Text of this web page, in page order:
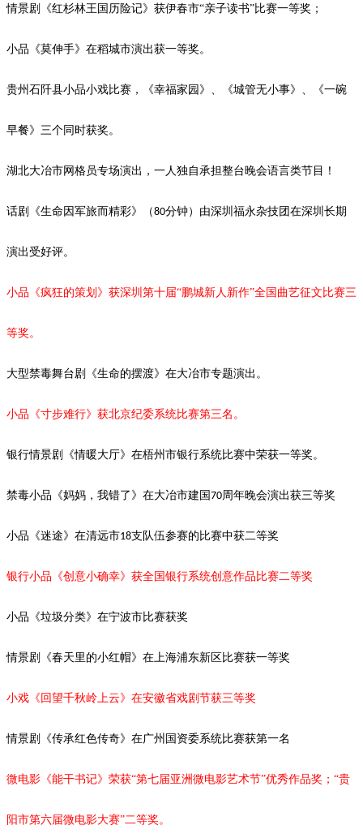
情景剧《红杉林王国历险记》获伊春市“亲子读书”比赛一等奖；
小品 《莫伸手》在稻城市演出获一等奖。
贵州石阡县小品小戏比赛，《幸福家园》、《城管无小事》、《一碗
早餐》三个同时获奖。
湖北大冶市网格员专场演出，一人独自承担整台晚会语言类节目！
话剧《生命因军旅而精彩》（80分钟）由深圳福永杂技团在深圳长期
演出受好评。
小品《疯狂的策划》获深圳第十届“鹏城新人新作”全国曲艺征文比赛三
等奖。
大型禁毒舞台剧《生命的摆渡》 在大冶市专题演出。
小品《寸步难行》获北京纪委系统比赛第三名。
银行情景剧《情暖大厅》在梧州市银行系统比赛中荣获一等奖。
禁毒小品《妈妈，我错了》在大冶市建国70周年晚会演出获三等奖
小品《迷途》在清远市18支队伍参赛的比赛中获二等奖
银行小品《创意小确幸》获全国银行系统创意作品比赛二等奖
小品《垃圾分类》在宁波市比赛获奖
情景剧 《春天里的小红帽》在上海浦东新区比赛获一等奖
小戏《回望千秋岭上云》在安徽省戏剧节获三等奖
情景剧《传承红色传奇》在广州国资委系统比赛获第一名
微电影《能干书记》荣获“第七届亚洲微电影艺术节”优秀作品奖；“贵
阳市第六届微电影大赛”二等奖。